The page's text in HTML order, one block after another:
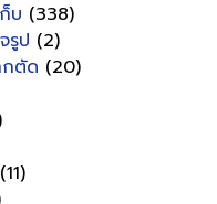
บ (338)
รูป (2)
กตัด (20)
(11)